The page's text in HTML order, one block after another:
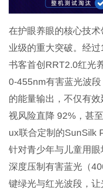
在护眼养眼的核心技
业级的重大突破。经
书客首创RRT2.0红光
0-455nm有害蓝光波
的能量输出，不仅有
视风险直降 92%，甚
ux联合定制的SunSilk
针对青少年与儿童用眼
深度压制有害蓝光（
键绿光与红光波段，